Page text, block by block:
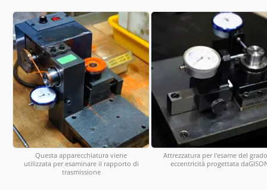
Questa apparecchiatura viene
utilizzata per esaminare il rapporto di
trasmissione
Attrezzatura per l'esame del
eccentricità progettata